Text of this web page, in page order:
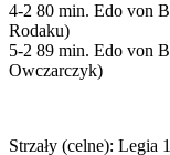
4-2 80 min. Edo von
Rodaku)
5-2 89 min. Edo von
Owczarczyk)
Strzały (celne): Legia